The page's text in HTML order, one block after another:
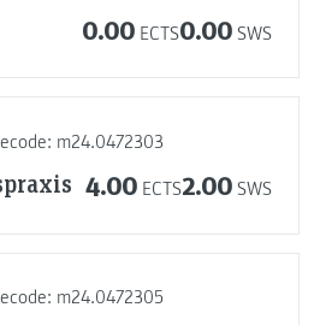
0.00 ECTS0.00 SWS
m24.0472303
4.00 ECTS2.00 SWS
m24.0472305